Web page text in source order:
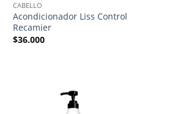
CABELLO
Acondicionador Liss Control
Recamier
$36.000